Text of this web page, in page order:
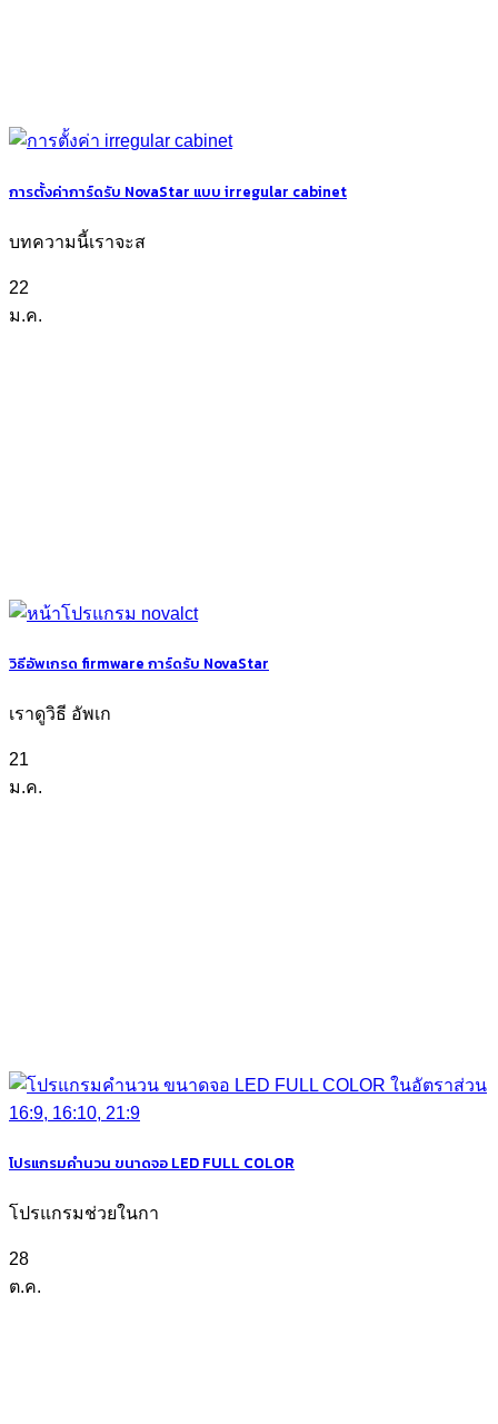
การตั้งค่าการ์ดรับ NovaStar แบบ irregular cabinet
บทความนี้เราจะส
22
ม.ค.
วิธีอัพเกรด firmware การ์ดรับ NovaStar
เราดูวิธี อัพเก
21
ม.ค.
โปรแกรมคำนวน ขนาดจอ LED FULL COLOR
โปรแกรมช่วยในกา
28
ต.ค.